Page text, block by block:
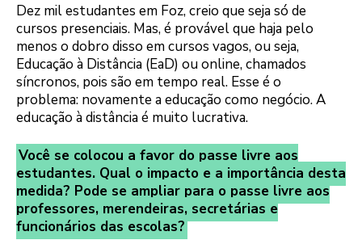
Dez mil estudantes em Foz, creio que seja só de
cursos presenciais. Mas, é provável que haja pelo
menos o dobro disso em cursos vagos, ou seja,
Educação à Distância (EaD) ou online, chamados
síncronos, pois são em tempo real. Esse é o
problema: novamente a educação como negócio. A
educação à distância é muito lucrativa.
Você se colocou a favor do passe livre aos
estudantes. Qual o impacto e a importância desta
medida? Pode se ampliar para o passe livre aos
professores, merendeiras, secretárias e
funcionários das escolas?